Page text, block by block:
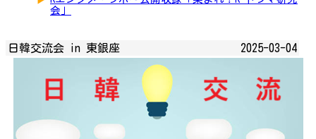
会」
日韓交流会 in 東銀座 2025-03-04